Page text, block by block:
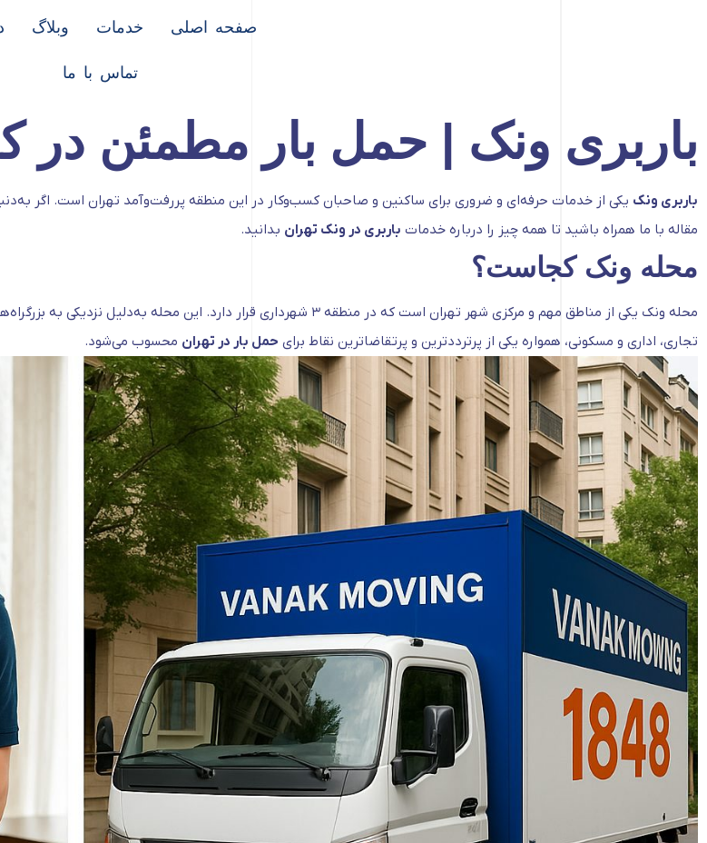
صفحه اصلی خدمات وبلاگ
تماس با ما
باربری ونک | حمل بار مطمئن در
باربری ونک یکی از خدمات حرفه‌ای و ضروری برای ساکنین و صاحبان کسب‌وکار در این منطقه پررفت‌وآمد تهران است. اگر
مقاله با ما همراه باشید تا همه چیز را درباره خدمات باربری در ونک تهران بدانید.
محله ونک کجاست؟
محله ونک یکی از مناطق مهم و مرکزی شهر تهران است که در منطقه ۳ شهرداری قرار دارد. این محله به‌دلیل نزدیکی به بزرگراه‌های اصلی مانند
تجاری، اداری و مسکونی، همواره یکی از پرترددترین و پرتقاضاترین نقاط برای حمل بار در تهران محسوب می‌شود.